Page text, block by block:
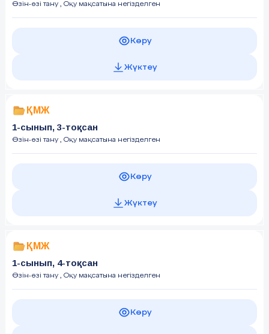
Өзін-өзі тану , Оқу мақсатына негізделген
Көру
Жүктеу
ҚМЖ
1-сынып, 3-тоқсан
Өзін-өзі тану , Оқу мақсатына негізделген
Көру
Жүктеу
ҚМЖ
1-сынып, 4-тоқсан
Өзін-өзі тану , Оқу мақсатына негізделген
Көру